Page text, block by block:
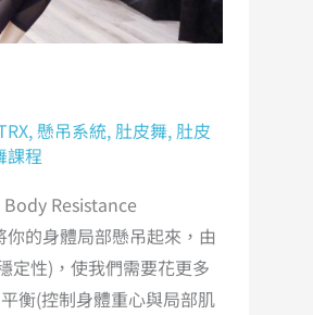
,懸吊系統, 肚皮舞, 肚皮
課程
Resistance
的身體局部懸吊起來，由
定性)，使我們需要花更多
衡(控制身體重心與局部肌